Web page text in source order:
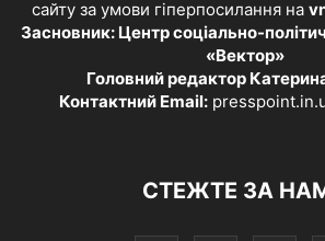
сайту за умови гіперпосилання на
Засновник: Центр соціально-
«Вектор»
Головний редактор
Контактний Email:
СТЕЖТЕ ЗА